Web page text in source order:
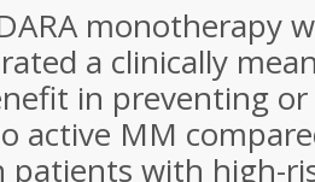
monotherapy
a clinically
in preventing or
active MM
with high-